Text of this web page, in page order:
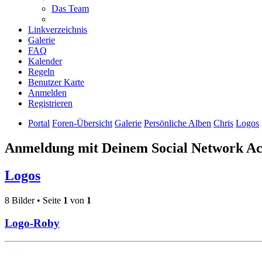
Das Team
Linkverzeichnis
Galerie
FAQ
Kalender
Regeln
Benutzer Karte
Anmelden
Registrieren
Portal Foren-Übersicht Galerie Persönliche Alben Chris Logos
Anmeldung mit Deinem Social Network
Logos
8 Bilder • Seite 1 von 1
Logo-Roby